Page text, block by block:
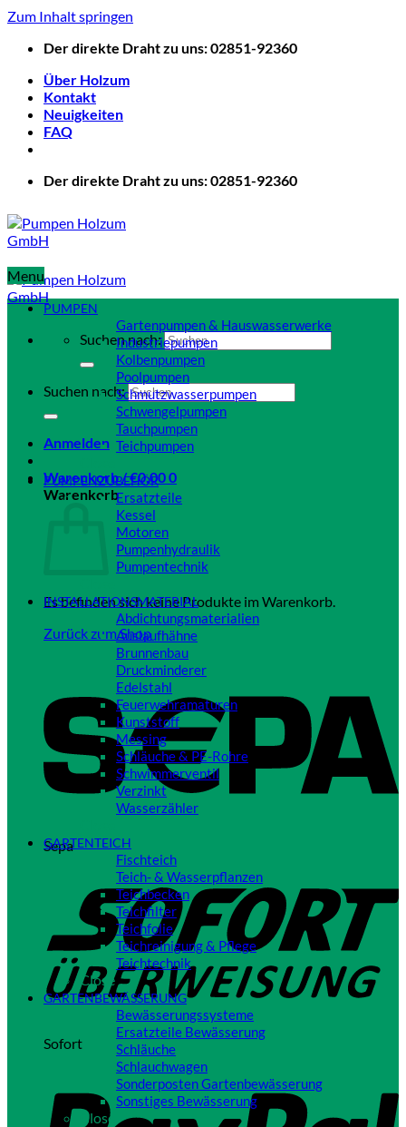
Zum Inhalt springen
Der direkte Draht zu uns: 02851-92360
Über Holzum
Kontakt
Neuigkeiten
FAQ
Der direkte Draht zu uns: 02851-92360
Suchen nach:
Suchen nach:
Anmelden
Warenkorb /€0,000
Warenkorb
Es befinden sich keine Produkte im Warenkorb.
Zurück zum Shop
Sepa
Sofort
Menu
PUMPEN
Gartenpumpen & Hauswasserwerke
Industriepumpen
Kolbenpumpen
Poolpumpen
Schmutzwasserpumpen
Schwengelpumpen
Tauchpumpen
Teichpumpen
PUMPENZUBEHÖR
Ersatzteile
Kessel
Motoren
Pumpenhydraulik
Pumpentechnik
INSTALLATIONSMATERIAL
Abdichtungsmaterialien
Auslaufhähne
Brunnenbau
Druckminderer
Edelstahl
Feuerwehramaturen
Kunststoff
Messing
Schläuche & PE-Rohre
Schwimmerventil
Verzinkt
Wasserzähler
GARTENTEICH
Fischteich
Teich- & Wasserpflanzen
Teichbecken
Teichfilter
Teichfolie
Teichreinigung & Pflege
Teichtechnik
Close
GARTENBEWÄSSERUNG
Bewässerungssysteme
Ersatzteile Bewässerung
Schläuche
Schlauchwagen
Sonderposten Gartenbewässerung
Sonstiges Bewässerung
Close